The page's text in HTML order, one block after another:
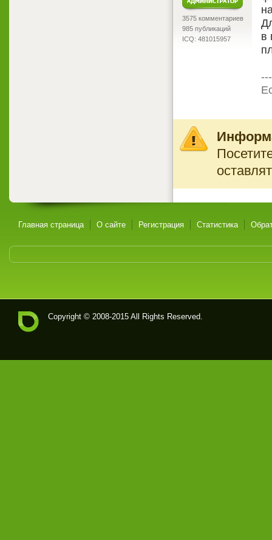
3575 комментариев
985 публикаций
ICQ: 481015957
в
Главная страница О сайте Регистрация Статистика
Copyright © 2008-2015 All Rights Reserved.